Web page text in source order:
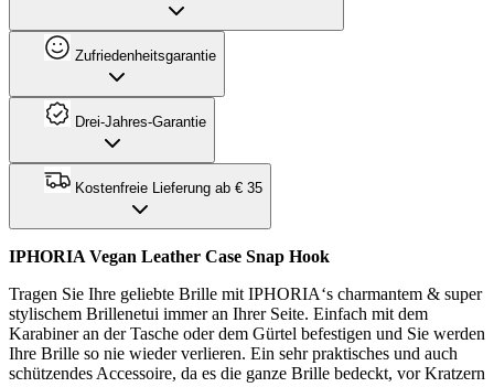
Zufriedenheitsgarantie
Drei-Jahres-Garantie
Kostenfreie Lieferung ab € 35
IPHORIA Vegan Leather Case Snap Hook
Tragen Sie Ihre geliebte Brille mit IPHORIA‘s charmantem & super
stylischem Brillenetui immer an Ihrer Seite. Einfach mit dem
Karabiner an der Tasche oder dem Gürtel befestigen und Sie werden
Ihre Brille so nie wieder verlieren. Ein sehr praktisches und auch
schützendes Accessoire, da es die ganze Brille bedeckt, vor Kratzern